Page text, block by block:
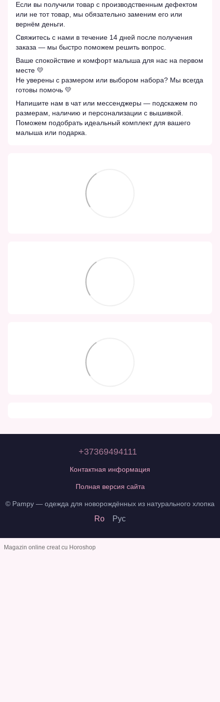
Если вы получили товар с производственным дефектом
или не тот товар, мы обязательно заменим его или
вернём деньги.
Свяжитесь с нами в течение 14 дней после получения
заказа — мы быстро поможем решить вопрос.
Ваше спокойствие и комфорт малыша для нас на первом
месте 💛
Не уверены с размером или выбором набора? Мы всегда
готовы помочь 💛
Напишите нам в чат или мессенджеры — подскажем по
размерам, наличию и персонализации с вышивкой.
Поможем подобрать идеальный комплект для вашего
малыша или подарка.
+37369494111
Контактная информация
Полная версия сайта
© Pampy — одежда для новорождённых из натурального хлопка
Ro Рус
Magazin online creat cu Horoshop